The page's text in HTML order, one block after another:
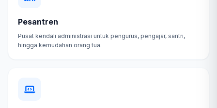
Pesantren
Pusat kendali administrasi untuk pengurus, pengajar, santri,
hingga kemudahan orang tua.